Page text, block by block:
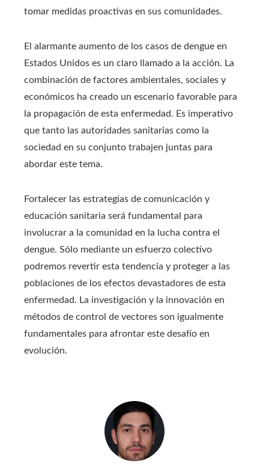
tomar medidas proactivas en sus comunidades.
El alarmante aumento de los casos de dengue en
Estados Unidos es un claro llamado a la acción. La
combinación de factores ambientales, sociales y
económicos ha creado un escenario favorable para
la propagación de esta enfermedad. Es imperativo
que tanto las autoridades sanitarias como la
sociedad en su conjunto trabajen juntas para
abordar este tema.
Fortalecer las estrategias de comunicación y
educación sanitaria será fundamental para
involucrar a la comunidad en la lucha contra el
dengue. Sólo mediante un esfuerzo colectivo
podremos revertir esta tendencia y proteger a las
poblaciones de los efectos devastadores de esta
enfermedad. La investigación y la innovación en
métodos de control de vectores son igualmente
fundamentales para afrontar este desafío en
evolución.